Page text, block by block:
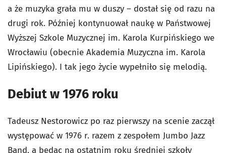
a że muzyka grała mu w duszy – dostał się od razu na
drugi rok. Później kontynuował naukę w Państwowej
Wyższej Szkole Muzycznej im. Karola Kurpińskiego we
Wrocławiu (obecnie Akademia Muzyczna im. Karola
Lipińskiego). I tak jego życie wypełniło się melodią.
Debiut w 1976 roku
Tadeusz Nestorowicz po raz pierwszy na scenie zaczął
występować w 1976 r. razem z zespołem Jumbo Jazz
Band, a będąc na ostatnim roku średniej szkoły